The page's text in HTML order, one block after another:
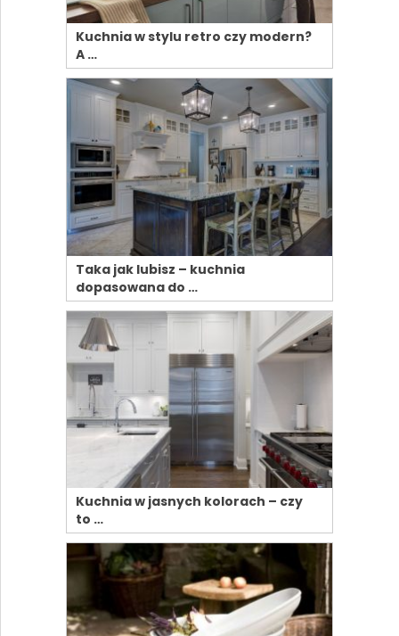
Kuchnia w stylu retro czy modern?
A …
Taka jak lubisz – kuchnia
dopasowana do …
Kuchnia w jasnych kolorach – czy
to …